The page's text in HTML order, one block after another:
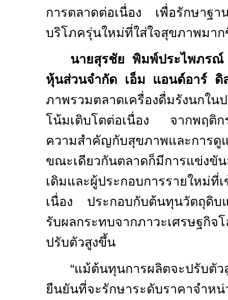
การตลาดต่อเนื่อง เพื่อรักษาฐา
บริโภครุ่นใหม่ที่ใส่ใจสุขภาพมา
นายสุรชัย พิมพ์ประไพภรณ์
หุ้นส่วนจำกัด เอ็ม แอนด์อาร์ ดิส
ภาพรวมตลาดเครื่องดื่มรังนกใน
โน้มเติบโตต่อเนื่อง จากพฤติก
ความสำคัญกับสุขภาพและการดู
ขณะเดียวกันตลาดก็มีการแข่ง
เดิมและผู้ประกอบการรายใหม่ที่
เนื่อง ประกอบกับต้นทุนวัตถุดิบ
รับผลกระทบจากภาวะเศรษฐกิจ
ปรับตัวสูงขึ้น
“แม้ต้นทุนการผลิตจะปรับ
ยืนยันที่จะรักษาระดับราคาจำ